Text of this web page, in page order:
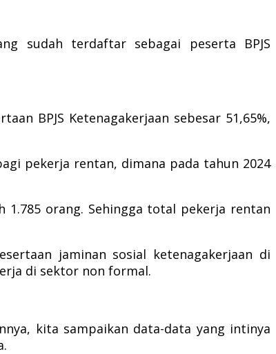
sudah terdaftar sebagai peserta BPJS
BPJS Ketenagakerjaan sebesar 51,65%,
pekerja rentan, dimana pada tahun 2024
1.785 orang. Sehingga total pekerja rentan
jaminan sosial ketenagakerjaan di
di sektor non formal.
kita sampaikan data-data yang intinya